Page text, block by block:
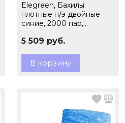
Elegreen, Бахилы
плотные п/э двойные
синие, 2000 пар,
гр., арт. ЭГ-35/2/50
5 509 руб.
В корзину